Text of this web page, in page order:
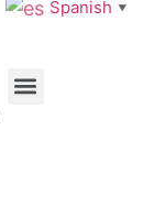
Spanish ▼